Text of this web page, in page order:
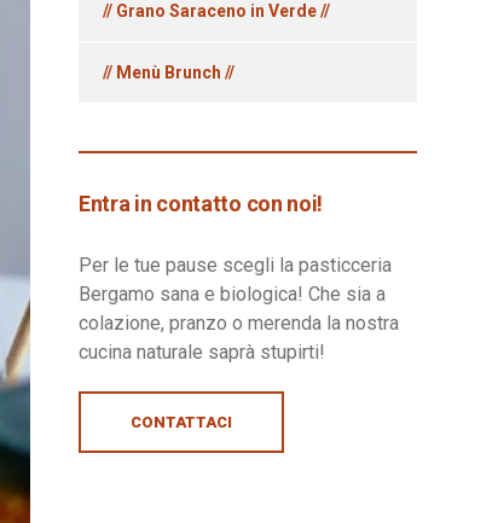
// Grano Saraceno in Verde //
// Menù Brunch //
Entra in contatto con noi!
Per le tue pause scegli la pasticceria
Bergamo sana e biologica! Che sia a
colazione, pranzo o merenda la nostra
cucina naturale saprà stupirti!
CONTATTACI